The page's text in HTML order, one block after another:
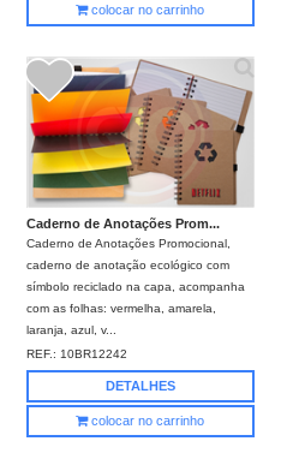
colocar no carrinho
Caderno de Anotações Prom...
Caderno de Anotações Promocional,
caderno de anotação ecológico com
símbolo reciclado na capa, acompanha
com as folhas: vermelha, amarela,
laranja, azul, v...
REF.: 10BR12242
DETALHES
colocar no carrinho